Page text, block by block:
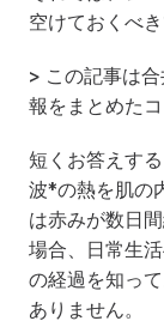
空けておくべ
> この記事は
報をまとめたコ
短くお答えす
波*の熱を肌の
は赤みが数日
場合、日常生
の経過を知っ
ありません。